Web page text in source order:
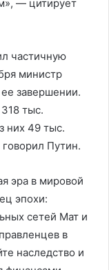
— цитирует
частичную
министр
завершении.
тыс.
них 49 тыс.
Путин.
эра в мировой
эпохи:
сетей Мат и
в
наследство и